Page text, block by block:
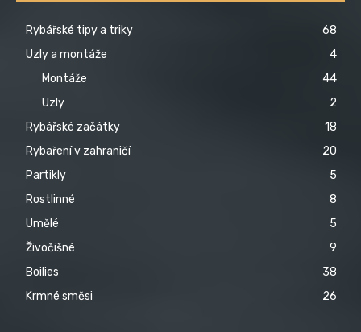
Rybářské tipy a triky
68
Uzly a montáže
4
Montáže
44
Uzly
2
Rybářské začátky
18
Rybaření v zahraničí
20
Partikly
5
Rostlinné
8
Umělé
5
Živočišné
9
Boilies
38
Krmné směsi
26